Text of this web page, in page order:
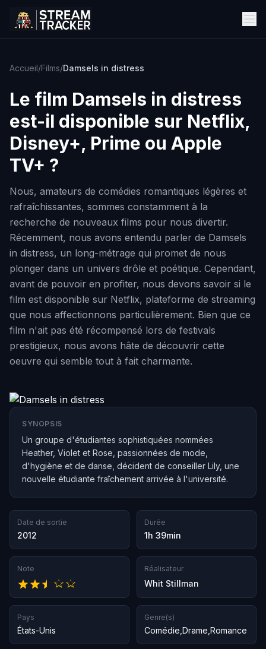
Accueil/Films/Damsels in distress
Le film Damsels in distress
est-il disponible sur Netflix,
Disney+, Prime ou Apple
TV+ ?
Nous, amateurs de comédies romantiques légères et
rafraîchissantes, sommes constamment à la
recherche de nouveaux films pour nous divertir.
Récemment, nous avons entendu parler de Damsels
in distress, un long-métrage qui promet de nous
plonger dans un univers drôle et poétique. Cependant,
avant de pouvoir en profiter, nous devons savoir si le
film est disponible sur Netflix, plateforme de streaming
que nous affectionnons particulièrement. Bien que ce
film n'ait pas été récompensé lors de festivals
prestigieux, nous avons hâte de découvrir cette
oeuvre qui semble tout à fait charmante.
SYNOPSIS
Un groupe d'étudiantes sophistiquées nommées
Heather, Violet et Rose, passionnées de mode,
d'hygiène et de danse, décident de conseiller Lily, une
nouvelle étudiante fraîchement arrivée à l'université.
Date de sortie
2012
Durée
1h 39min
Note Réalisateur
Whit Stillman
Pays
États-Unis
Genre(s)
Comédie Drame Romance